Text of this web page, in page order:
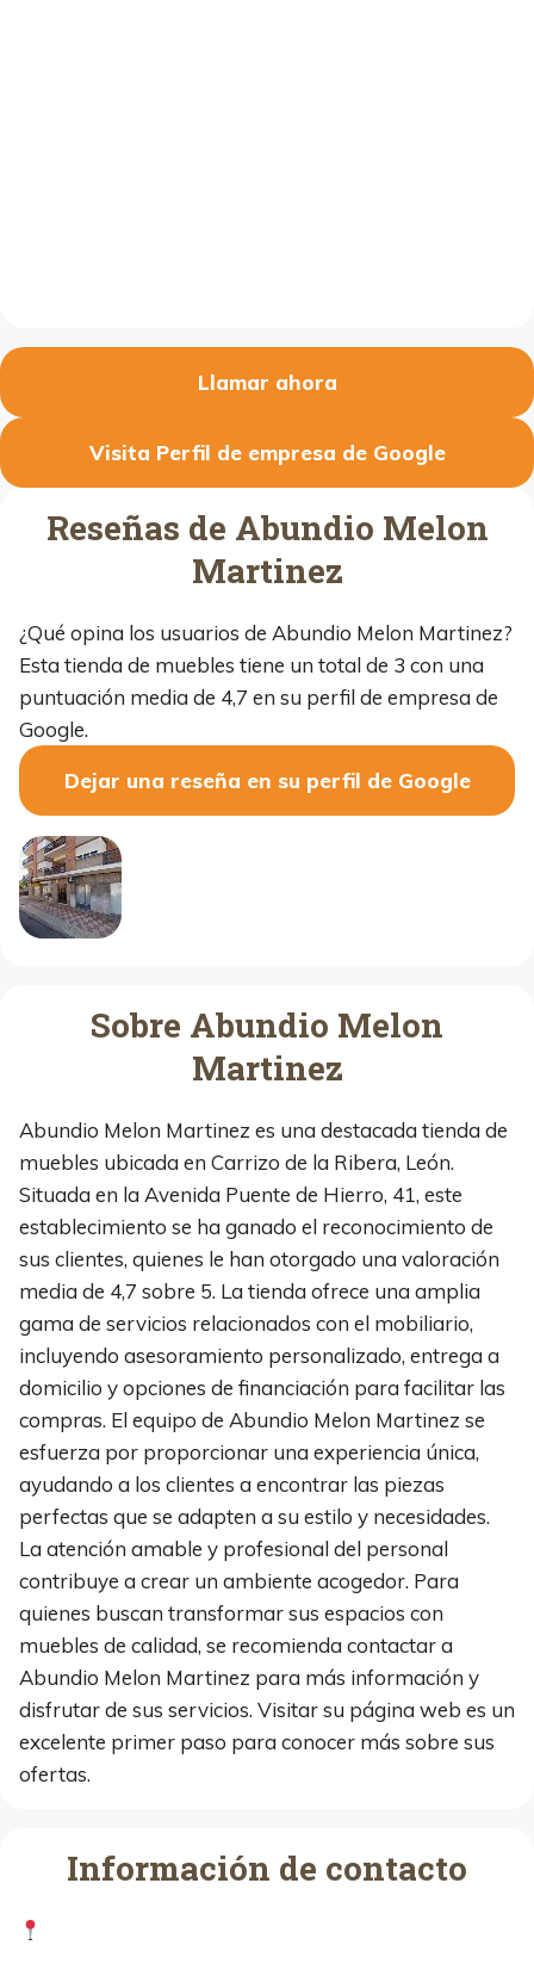
Llamar ahora
Visita Perfil de empresa de Google
Reseñas de Abundio Melon
Martinez
¿Qué opina los usuarios de Abundio Melon Martinez?
Esta tienda de muebles tiene un total de 3 con una
puntuación media de 4,7 en su perfil de empresa de
Google.
Dejar una reseña en su perfil de Google
Sobre Abundio Melon
Martinez
Abundio Melon Martinez es una destacada tienda de
muebles ubicada en Carrizo de la Ribera, León.
Situada en la Avenida Puente de Hierro, 41, este
establecimiento se ha ganado el reconocimiento de
sus clientes, quienes le han otorgado una valoración
media de 4,7 sobre 5. La tienda ofrece una amplia
gama de servicios relacionados con el mobiliario,
incluyendo asesoramiento personalizado, entrega a
domicilio y opciones de financiación para facilitar las
compras. El equipo de Abundio Melon Martinez se
esfuerza por proporcionar una experiencia única,
ayudando a los clientes a encontrar las piezas
perfectas que se adapten a su estilo y necesidades.
La atención amable y profesional del personal
contribuye a crear un ambiente acogedor. Para
quienes buscan transformar sus espacios con
muebles de calidad, se recomienda contactar a
Abundio Melon Martinez para más información y
disfrutar de sus servicios. Visitar su página web es un
excelente primer paso para conocer más sobre sus
ofertas.
Información de contacto